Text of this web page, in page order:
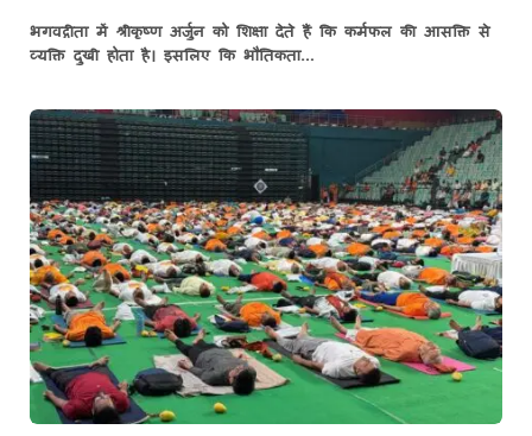
भगवद्गीता में श्रीकृष्ण अर्जुन को शिक्षा देते हैं कि कर्मफल की आसक्ति से
व्यक्ति दुखी होता है। इसलिए कि भौतिकता…